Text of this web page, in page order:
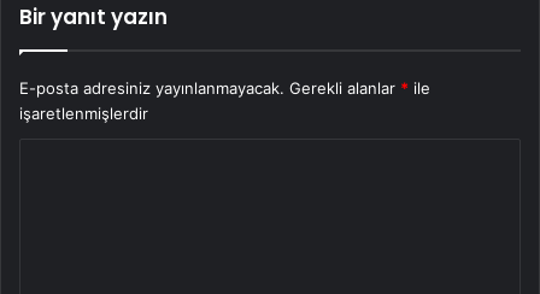
Bir yanıt yazın
E-posta adresiniz yayınlanmayacak. Gerekli alanlar * ile
işaretlenmişlerdir